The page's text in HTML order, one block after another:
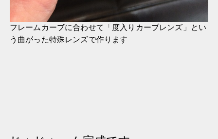
フレームカーブに合わせて「度入りカーブレンズ」とい
う曲がった特殊レンズで作ります